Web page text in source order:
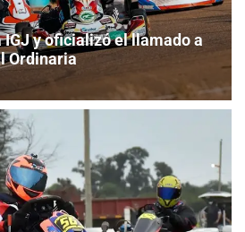
IGJ y oficializó el llamado a
Ordinaria